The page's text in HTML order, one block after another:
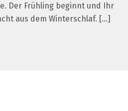
Der Frühling beginnt und Ihr
aus dem Winterschlaf. [...]